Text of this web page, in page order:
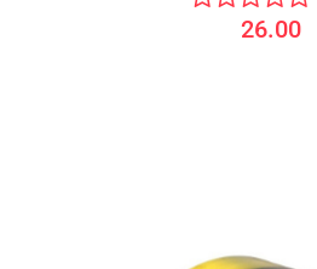
26.00